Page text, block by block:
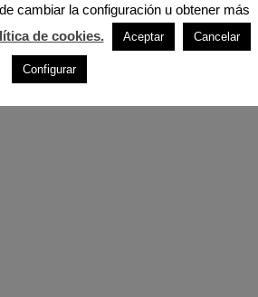
cambiar la configuración u obtener más
de cookies. Aceptar Cancelar
Configurar